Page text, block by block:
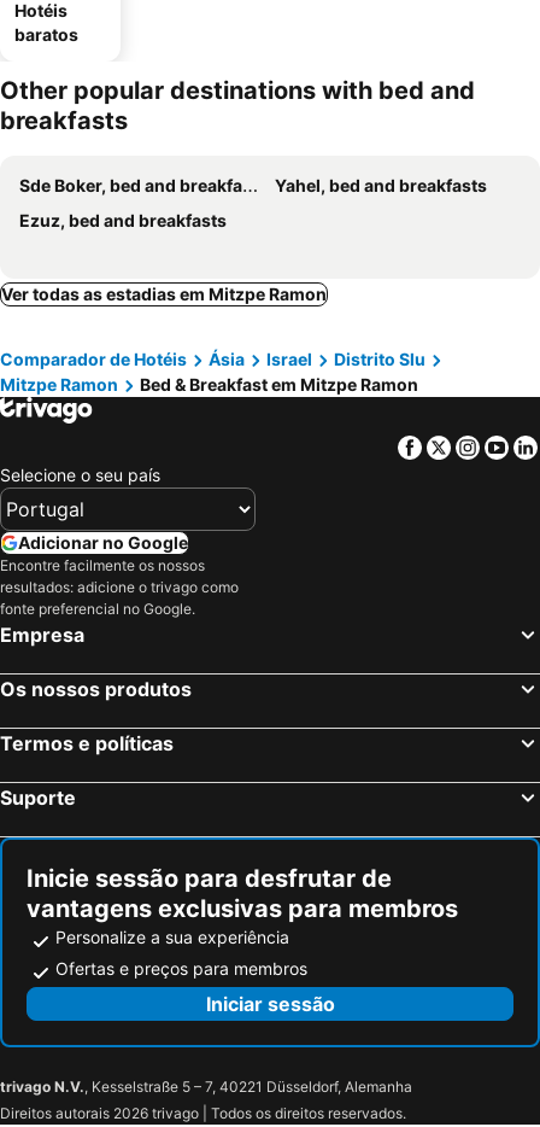
Hotéis
baratos
Other popular destinations with bed and
breakfasts
Sde Boker, bed and breakfasts
Yahel, bed and breakfasts
Ezuz, bed and breakfasts
Ver todas as estadias em Mitzpe Ramon
Comparador de Hotéis Ásia Israel
Distrito Slu
Mitzpe Ramon
Bed & Breakfast em Mitzpe Ramon
Facebook
Twitter
Selecione o seu país
Adicionar no Google
Encontre facilmente os nossos
resultados: adicione o trivago como
fonte preferencial no Google.
Empresa
Os nossos produtos
Termos e políticas
Suporte
Inicie sessão para desfrutar de
vantagens exclusivas para membros
Personalize a sua experiência
Ofertas e preços para membros
Iniciar sessão
trivago N.V., Kesselstraße 5 – 7, 40221 Düsseldorf, Alemanha
Direitos autorais 2026 trivago | Todos os direitos reservados.